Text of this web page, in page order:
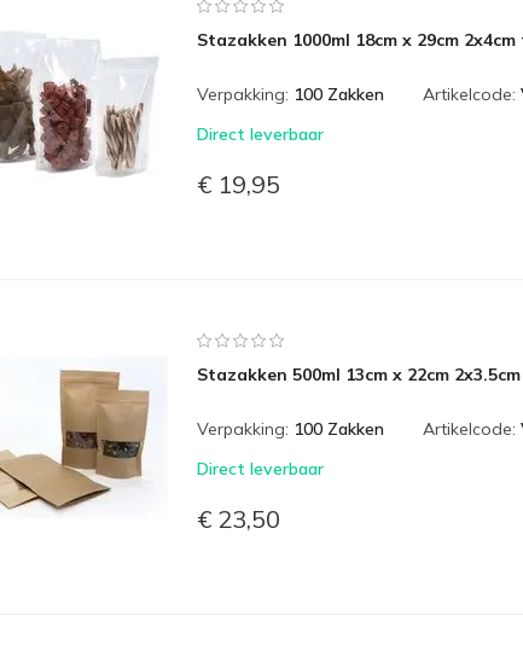
Stazakken 1000ml 18cm x 29cm
Verpakking: 100 Zakken Artikelcode:
Direct leverbaar
€ 19,95
Stazakken 500ml 13cm x 22cm
Verpakking: 100 Zakken Artikelcode:
Direct leverbaar
€ 23,50